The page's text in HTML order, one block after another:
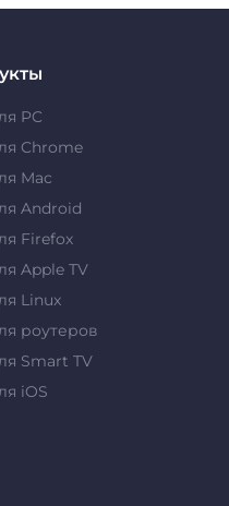
PC
Chrome
Mac
Android
Firefox
Apple TV
Linux
роутеров
Smart TV
iOS